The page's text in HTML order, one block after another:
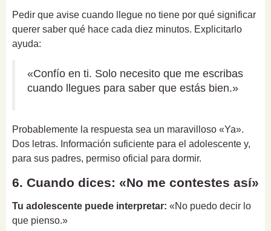
Pedir que avise cuando llegue no tiene por qué significar
querer saber qué hace cada diez minutos. Explicitarlo
ayuda:
«Confío en ti. Solo necesito que me escribas
cuando llegues para saber que estás bien.»
Probablemente la respuesta sea un maravilloso «Ya».
Dos letras. Información suficiente para el adolescente y,
para sus padres, permiso oficial para dormir.
6. Cuando dices: «No me contestes así»
Tu adolescente puede interpretar: «No puedo decir lo
que pienso.»